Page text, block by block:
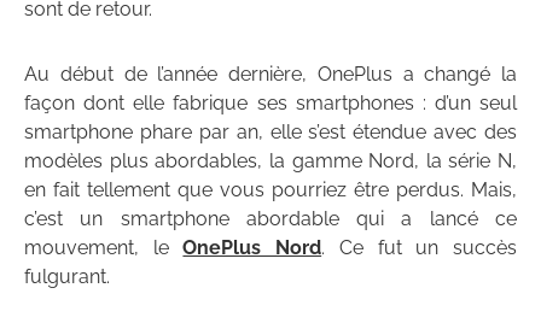
sont de retour.
Au début de l’année dernière, OnePlus a changé la
façon dont elle fabrique ses smartphones : d’un seul
smartphone phare par an, elle s’est étendue avec des
modèles plus abordables, la gamme Nord, la série N,
en fait tellement que vous pourriez être perdus. Mais,
c’est un smartphone abordable qui a lancé ce
mouvement, leOnePlus Nord. Ce fut un succès
fulgurant.